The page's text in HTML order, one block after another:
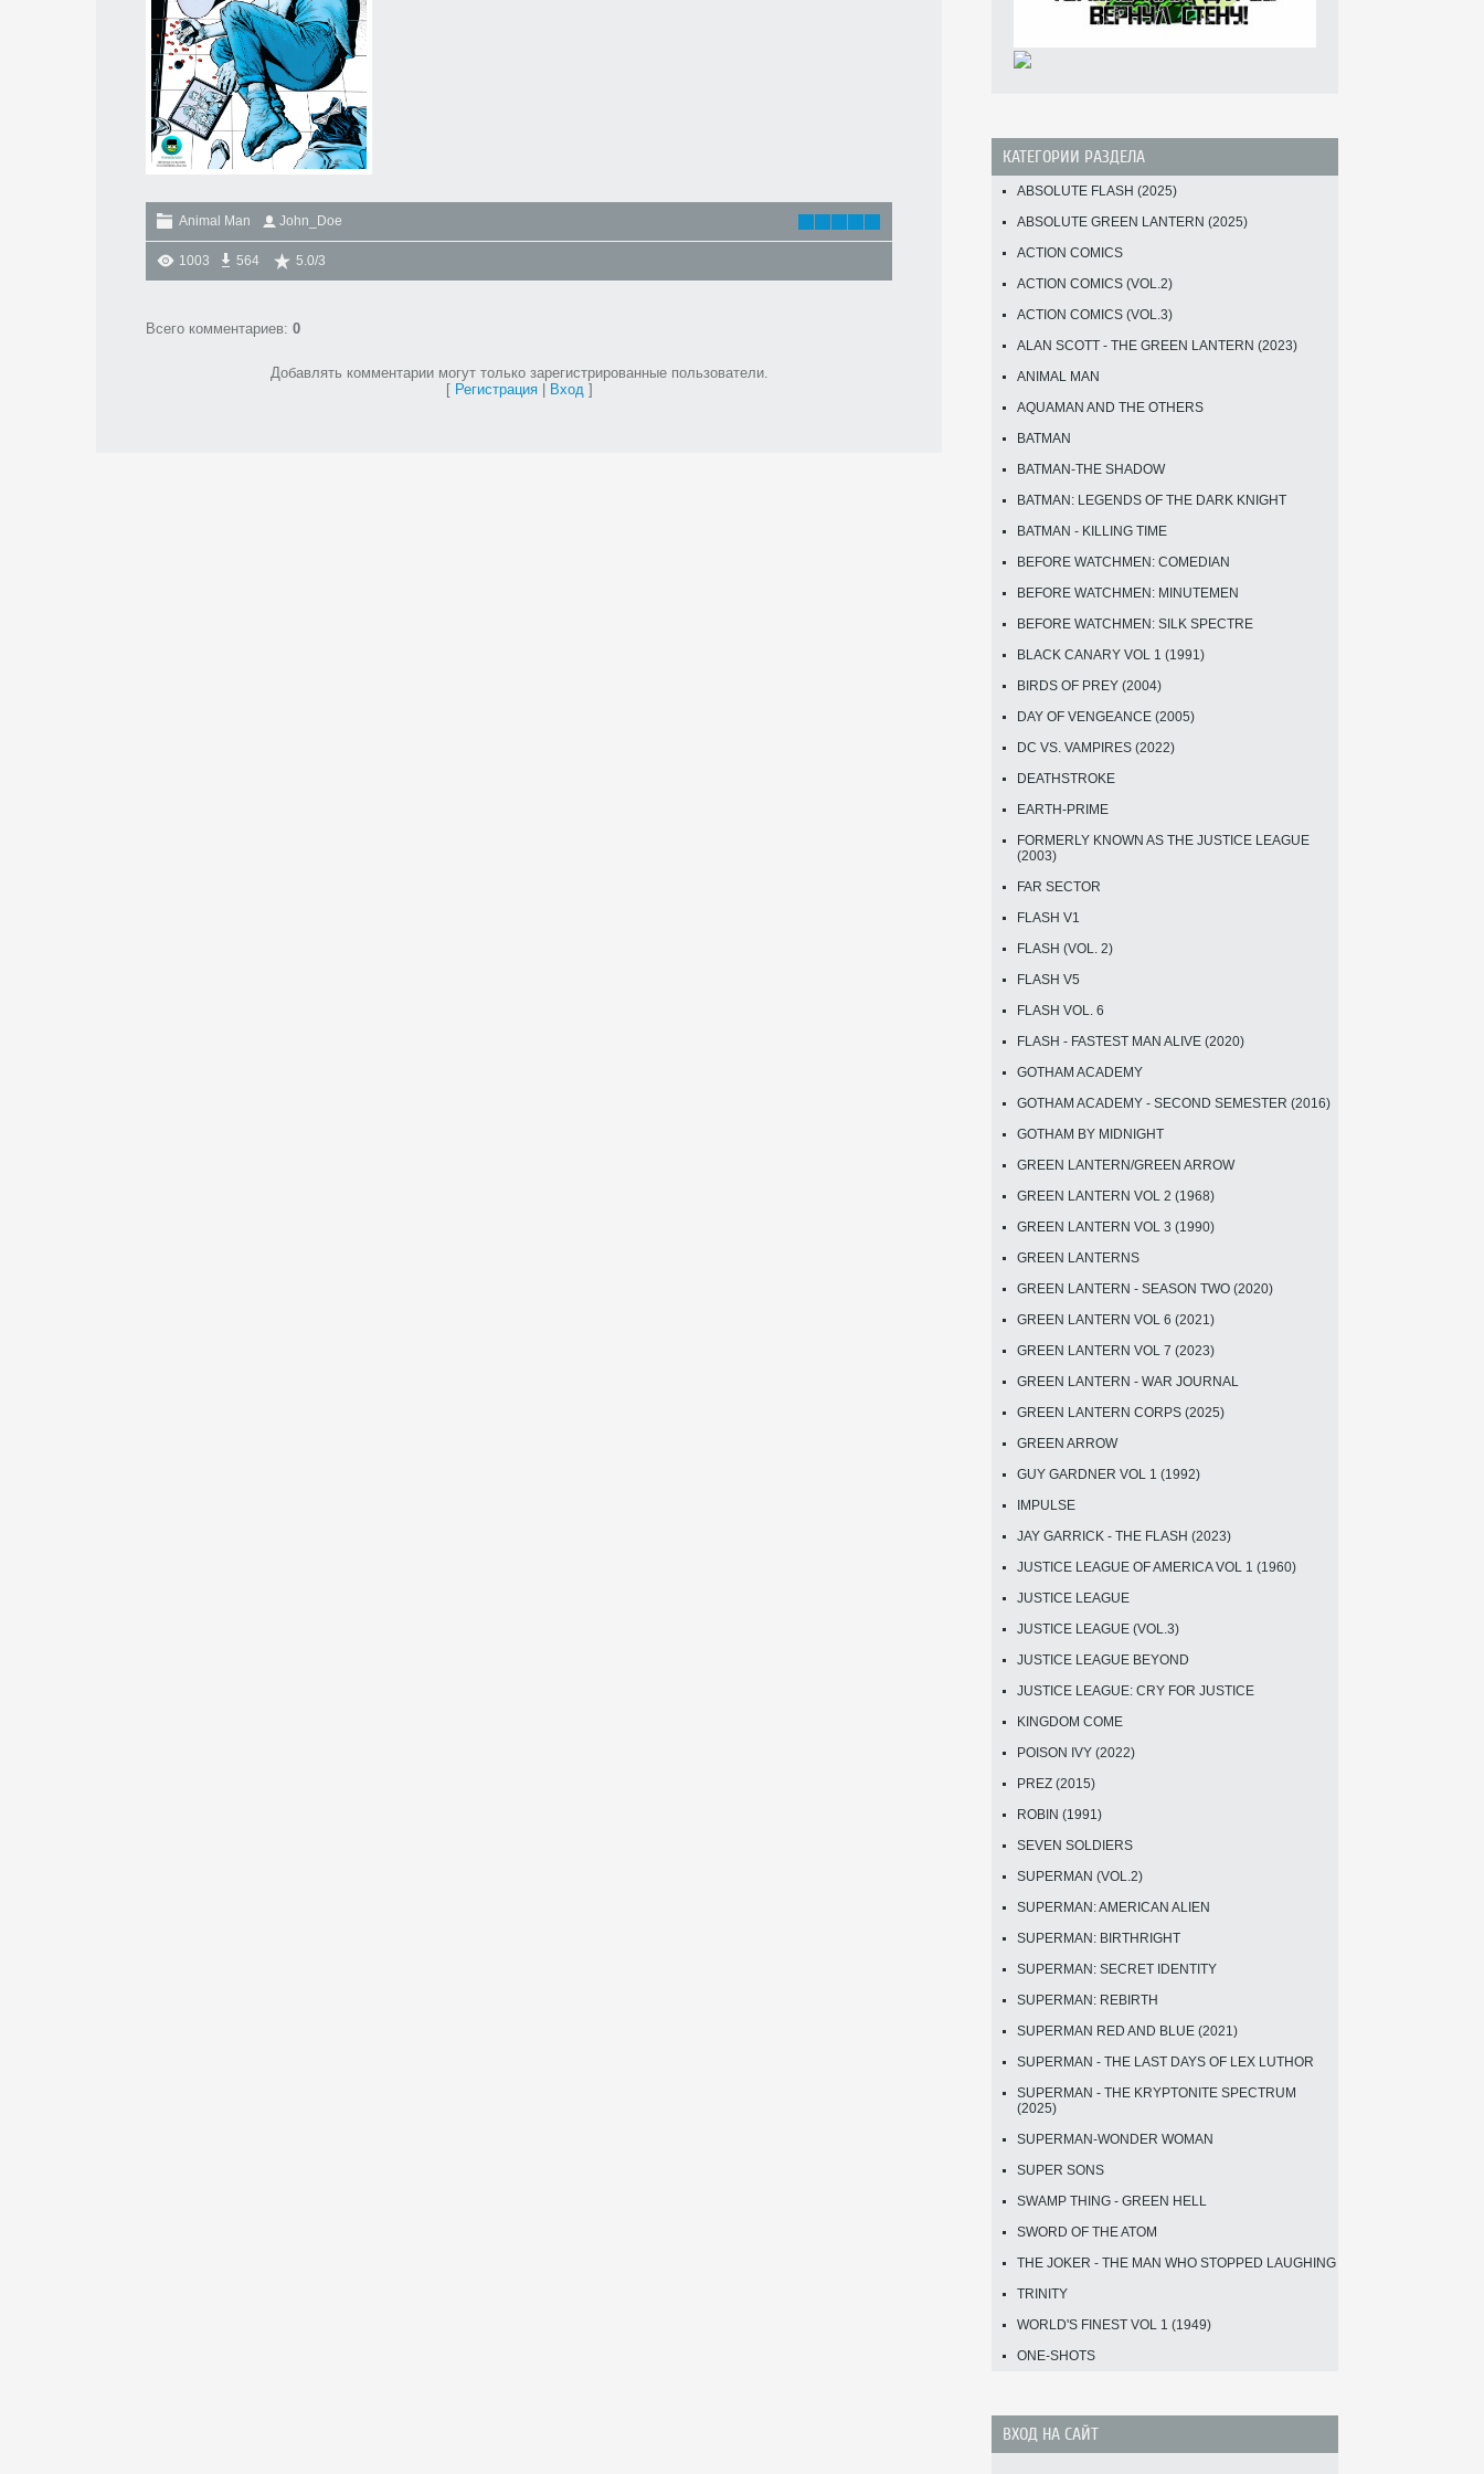
Animal Man John_Doe
1003 564 5.0/3
Всего комментариев: 0
Добавлять комментарии могут только зарегистрированные пользователи.
[ Регистрация| Вход]
КАТЕГОРИИ РАЗДЕЛА
ABSOLUTE FLASH (2025)
ABSOLUTE GREEN LANTERN (2025)
ACTION COMICS
ACTION COMICS (VOL.2)
ACTION COMICS (VOL.3)
ALAN SCOTT - THE GREEN LANTERN (2023)
ANIMAL MAN
AQUAMAN AND THE OTHERS
BATMAN
BATMAN-THE SHADOW
BATMAN: LEGENDS OF THE DARK KNIGHT
BATMAN - KILLING TIME
BEFORE WATCHMEN: COMEDIAN
BEFORE WATCHMEN: MINUTEMEN
BEFORE WATCHMEN: SILK SPECTRE
BLACK CANARY VOL 1 (1991)
BIRDS OF PREY (2004)
DAY OF VENGEANCE (2005)
DC VS. VAMPIRES (2022)
DEATHSTROKE
EARTH-PRIME
FORMERLY KNOWN AS THE JUSTICE LEAGUE
(2003)
FAR SECTOR
FLASH V1
FLASH (VOL. 2)
FLASH V5
FLASH VOL. 6
FLASH - FASTEST MAN ALIVE (2020)
GOTHAM ACADEMY
GOTHAM ACADEMY - SECOND SEMESTER (2016)
GOTHAM BY MIDNIGHT
GREEN LANTERN/GREEN ARROW
GREEN LANTERN VOL 2 (1968)
GREEN LANTERN VOL 3 (1990)
GREEN LANTERNS
GREEN LANTERN - SEASON TWO (2020)
GREEN LANTERN VOL 6 (2021)
GREEN LANTERN VOL 7 (2023)
GREEN LANTERN - WAR JOURNAL
GREEN LANTERN CORPS (2025)
GREEN ARROW
GUY GARDNER VOL 1 (1992)
IMPULSE
JAY GARRICK - THE FLASH (2023)
JUSTICE LEAGUE OF AMERICA VOL 1 (1960)
JUSTICE LEAGUE
JUSTICE LEAGUE (VOL.3)
JUSTICE LEAGUE BEYOND
JUSTICE LEAGUE: CRY FOR JUSTICE
KINGDOM COME
POISON IVY (2022)
PREZ (2015)
ROBIN (1991)
SEVEN SOLDIERS
SUPERMAN (VOL.2)
SUPERMAN: AMERICAN ALIEN
SUPERMAN: BIRTHRIGHT
SUPERMAN: SECRET IDENTITY
SUPERMAN: REBIRTH
SUPERMAN RED AND BLUE (2021)
SUPERMAN - THE LAST DAYS OF LEX LUTHOR
SUPERMAN - THE KRYPTONITE SPECTRUM
(2025)
SUPERMAN-WONDER WOMAN
SUPER SONS
SWAMP THING - GREEN HELL
SWORD OF THE ATOM
THE JOKER - THE MAN WHO STOPPED LAUGHING
TRINITY
WORLD'S FINEST VOL 1 (1949)
ONE-SHOTS
ВХОД НА САЙТ